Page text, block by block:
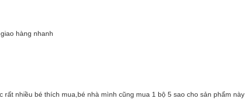
hàng nhanh
nhiều bé thích mua,bé nhà mình cũng mua 1 bộ 5 sao cho sản phẩm này